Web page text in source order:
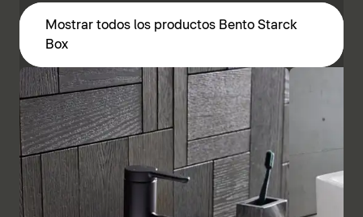
Mostrar todos los productos Bento Starck
Box